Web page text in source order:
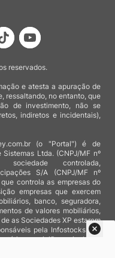
reservados.
e atesta a apuração de
ressaltando, no entanto, que
de investimento, não se
indiretos e incidentais),
(o "Portal") é de
Ltda. (CNPJ/MF nº
sociedade controlada,
S/A (CNPJ/MF nº
controla as empresas do
empresas que exercem
banco, seguradora,
de valores mobiliários,
as Sociedades XP estarem
pela Infostocks são
e opiniões veiculadas